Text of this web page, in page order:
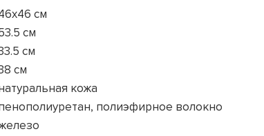
см
см
см
см
кожа
полиэфирное волокно